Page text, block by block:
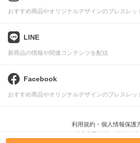
おすすめ商品やオリジナルデザインのブレスレッ
LINE
新商品の情報や関連コンテンツを配信
Facebook
おすすめ商品やオリジナルデザインのブレスレッ
利用規約・個人情報保護
特定商取引法に基づく表